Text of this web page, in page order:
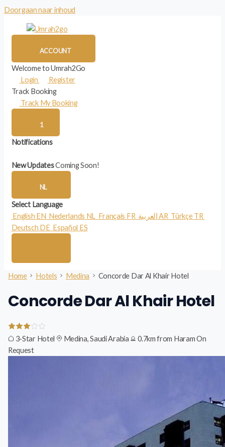
Doorgaan naar inhoud
ACCOUNT
Welcome to Umrah2Go
Login
Register
Track Booking
Track My Booking
1
Notifications
New UpdatesComing Soon!
NL
Select Language
English EN Nederlands NL Français FR العربية AR Türkçe TR
Deutsch DE Español ES
Home Hotels Medina Concorde Dar Al Khair Hotel
Concorde Dar Al Khair Hotel
3-Star Hotel Medina, Saudi Arabia 0.7km from HaramOn
Request